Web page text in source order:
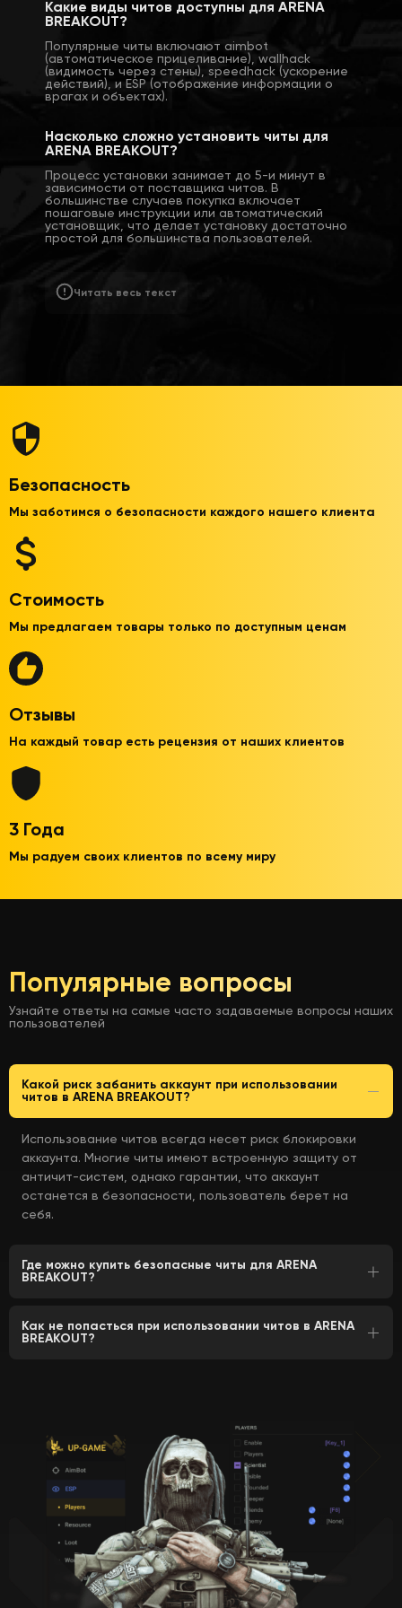
Какие виды читов доступны для ARENA
BREAKOUT?
Популярные читы включают aimbot
(автоматическое прицеливание), wallhack
(видимость через стены), speedhack (ускорение
действий), и ESP (отображение информации о
врагах и объектах).
Насколько сложно установить читы для
ARENA BREAKOUT?
Процесс установки занимает до 5-и минут в
зависимости от поставщика читов. В
большинстве случаев покупка включает
пошаговые инструкции или автоматический
установщик, что делает установку достаточно
простой для большинства пользователей.
Читать весь текст
Безопасность
Мы заботимся о безопасности каждого нашего клиента
Стоимость
Мы предлагаем товары только по доступным ценам
Отзывы
На каждый товар есть рецензия от наших клиентов
3 Года
Мы радуем своих клиентов по всему миру
Популярные вопросы
Узнайте ответы на самые часто задаваемые вопросы наших
пользователей
Какой риск забанить аккаунт при использовании
читов в ARENA BREAKOUT?
Использование читов всегда несет риск блокировки
аккаунта. Многие читы имеют встроенную защиту от
античит-систем, однако гарантии, что аккаунт
останется в безопасности, пользователь берет на
себя.
Где можно купить безопасные читы для ARENA
BREAKOUT?
Как не попасться при использовании читов в ARENA
BREAKOUT?